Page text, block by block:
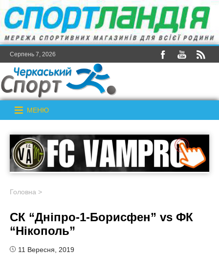
Серпень 7, 2026
МЕНЮ
Головна >
СК “Дніпро-1-Борисфен” vs ФК
“Нікополь”
11 Вересня, 2019